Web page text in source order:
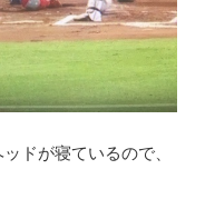
ドが寝ているので、